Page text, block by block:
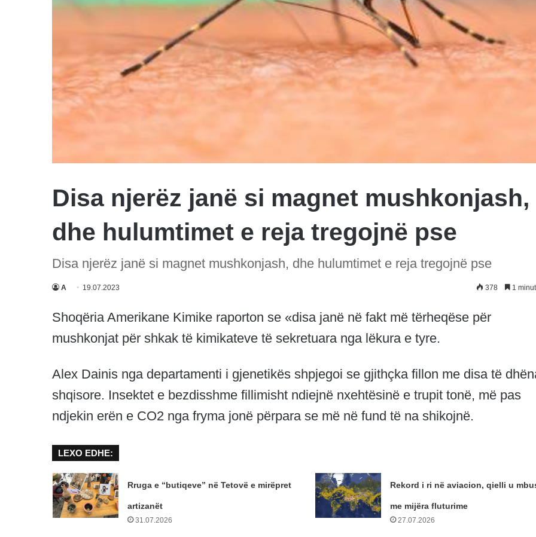
Disa njerëz janë si magnet mushkonjash,
dhe hulumtimet e reja tregojnë pse
Disa njerëz janë si magnet mushkonjash, dhe hulumtimet e reja tregojnë pse
A 19.07.2023 378 1
Shoqëria Amerikane Kimike raporton se «disa janë në fakt më tërheqëse për
mushkonjat për shkak të kimikateve të sekretuara nga lëkura e tyre.
Alex Dainis nga departamenti i gjenetikës shpjegoi se gjithçka fillon me disa të
shqisore. Insektet e bezdisshme fillimisht ndiejnë nxehtësinë e trupit tonë, më pas
ndjekin erën e CO2 nga fryma jonë përpara se më në fund të na shikojnë.
LEXO EDHE:
Rruga e “butiqeve” në Tetovë e mirëpret
artizanët
31.07.2026
Rekord i ri në aviacion, qielli u
me mijëra fluturime
27.07.2026